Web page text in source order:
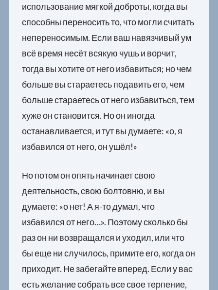
использование мягкой доброты, когда вы
способны переносить то, что могли считать
непереносимым. Если ваш навязчивый ум
всё время несёт всякую чушь и ворчит,
тогда вы хотите от него избавиться; но чем
больше вы стараетесь подавить его, чем
больше стараетесь от него избавиться, тем
хуже он становится. Но он иногда
останавливается, и тут вы думаете: «о, я
избавился от него, он ушёл!»
Но потом он опять начинает свою
деятельность, свою болтовню, и вы
думаете: «о нет! А я-то думал, что
избавился от него…». Поэтому сколько бы
раз он ни возвращался и уходил, или что
бы еще ни случилось, примите его, когда он
приходит. Не забегайте вперед. Если у вас
есть желание собрать все свое терпение,